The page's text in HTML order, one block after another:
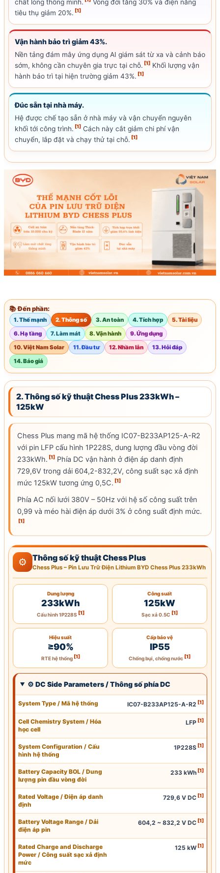
chất lỏng thông minh.
Vòng đời tăng 30% và điện năng
tiêu thụ giảm 20%. [1]
Vận hành bảo trì giảm 43%.
Nền tảng đám mây ứng dụng AI giám sát từ xa và cảnh báo
sớm, không cần chuyên gia trực tại chỗ. [1] Khối lượng vận
hành bảo trì tại hiện trường giảm 43%. [1]
Đúc sẵn tại nhà máy.
Hệ được chế tạo sẵn ở nhà máy và vận chuyển nguyên
khối tới công trình. [1] Cách này cắt giảm chi phí vận
chuyển, lắp đặt và chạy thử tại chỗ. [1]
📚 Đến phần:
1. Thế mạnh 2. Thông số 3. An toàn 4. Tích hợp
5. Tài liệu
6. Hạ tầng
7. Làm mát 8. Vận hành
9. Ứng dụng
10. Việt Nam Solar
11. Đầu tư 12. Nhầm lẫn
13. Hỏi đáp
14. Báo giá
2. Thông số kỹ thuật Chess Plus 233kWh –
125kW
Chess Plus mang mã hệ thống IC07-B233AP125-A-R2
với pin LFP cấu hình 1P228S, dung lượng đầu vòng đời
233kWh. [1] Phía DC vận hành ở điện áp danh định
729,6V trong dải 604,2-832,2V, công suất sạc xả định
mức 125kW tương ứng 0,5C. [1]
Phía AC nối lưới 380V – 50Hz với hệ số công suất trên
0,99 và méo hài điện áp dưới 3% ở công suất định mức.
[1]
⚙ Thông số kỹ thuật Chess Plus
Chess Plus – Pin Lưu Trữ Điện Lithium BYD Chess Plus 233kWh
Dung lượng
233kWh
Cấu hình 1P228S [1]
Công suất
125kW
Sạc xả 0.5C [1]
Hiệu suất
≥90%
RTE hệ thống [1]
Cấp bảo vệ
IP55
Chống bụi, chống nước [1]
⚙ DC Side Parameters / Thông số phía DC
System Type / Mã hệ thống IC07-B233AP125-A-R2 [1]
Cell Chemistry System / Hóa
học cell
LFP [1]
System Configuration / Cấu
hình hệ thống
1P228S [1]
Battery Capacity BOL / Dung
lượng pin đầu vòng đời
233 kWh [1]
Rated Voltage / Điện áp danh
định
729,6 V DC [1]
Battery Voltage Range / Dải
điện áp pin
604,2 ~ 832,2 V DC [1]
Rated Charge and Discharge
Power / Công suất sạc xả định
mức
125 kW [1]